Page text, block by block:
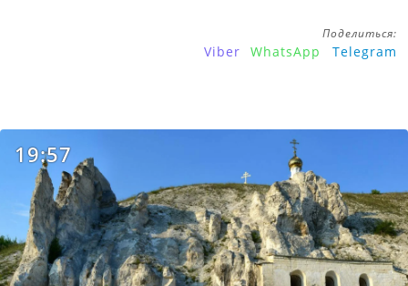
Поделиться:
Viber WhatsApp Telegram
19:57